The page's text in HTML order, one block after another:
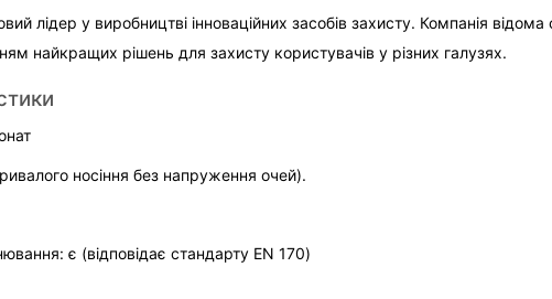
лідер у виробництві інноваційних засобів захисту. Компанія
найкращих рішень для захисту користувачів у різних галузях.
носіння без напруження очей).
є (відповідає стандарту EN 170)